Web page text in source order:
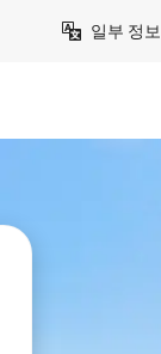
일부 정